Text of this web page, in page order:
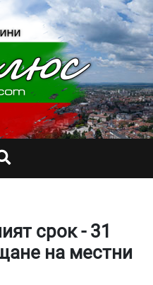
срок - 31
на местни